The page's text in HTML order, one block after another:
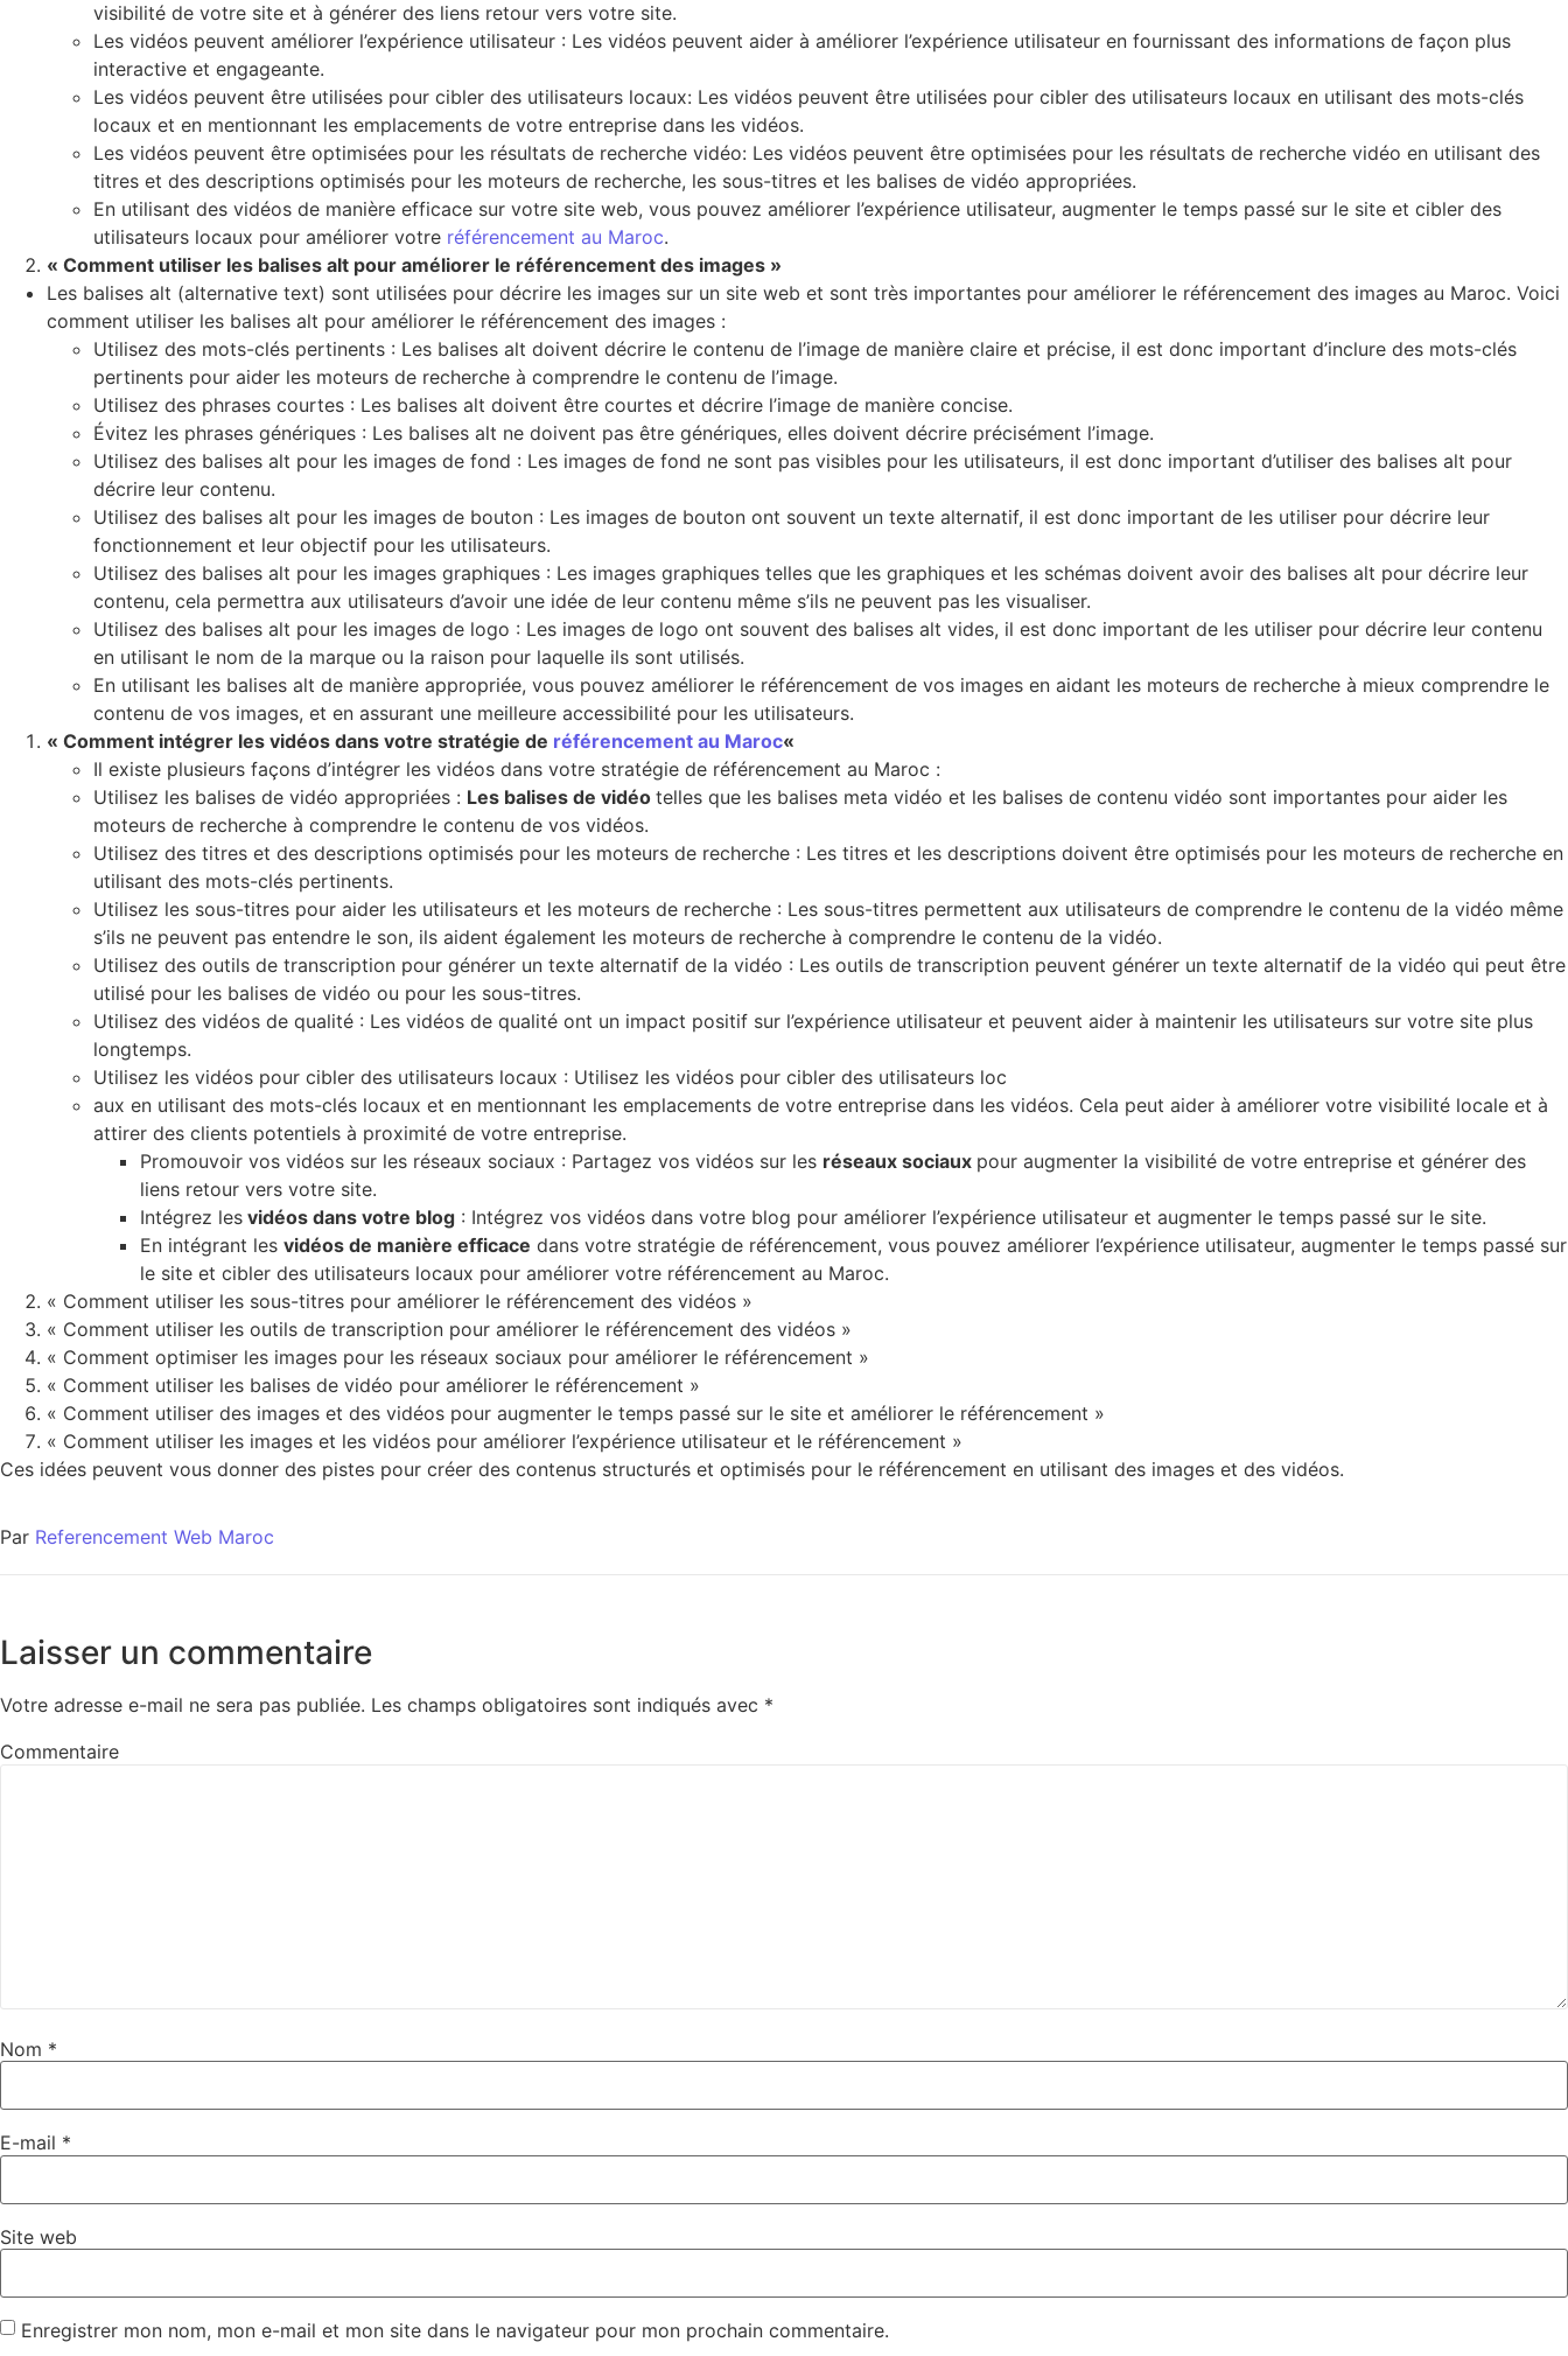
visibilité de votre site et à générer des liens retour vers votre site.
Les vidéos peuvent améliorer l’expérience utilisateur : Les vidéos peuvent aider à améliorer l’expérience utilisateur en fournissant des informations de façon plus
interactive et engageante.
Les vidéos peuvent être utilisées pour cibler des utilisateurs locaux: Les vidéos peuvent être utilisées pour cibler des utilisateurs locaux en utilisant des mots-clés
locaux et en mentionnant les emplacements de votre entreprise dans les vidéos.
Les vidéos peuvent être optimisées pour les résultats de recherche vidéo: Les vidéos peuvent être optimisées pour les résultats de recherche vidéo en utilisant des
titres et des descriptions optimisés pour les moteurs de recherche, les sous-titres et les balises de vidéo appropriées.
En utilisant des vidéos de manière efficace sur votre site web, vous pouvez améliorer l’expérience utilisateur, augmenter le temps passé sur le site et cibler des
utilisateurs locaux pour améliorer votre référencement au Maroc.
« Comment utiliser les balises alt pour améliorer le référencement des images »
Les balises alt (alternative text) sont utilisées pour décrire les images sur un site web et sont très importantes pour améliorer le référencement des images au Maroc. Voici
comment utiliser les balises alt pour améliorer le référencement des images :
Utilisez des mots-clés pertinents : Les balises alt doivent décrire le contenu de l’image de manière claire et précise, il est donc important d’inclure des mots-clés
pertinents pour aider les moteurs de recherche à comprendre le contenu de l’image.
Utilisez des phrases courtes : Les balises alt doivent être courtes et décrire l’image de manière concise.
Évitez les phrases génériques : Les balises alt ne doivent pas être génériques, elles doivent décrire précisément l’image.
Utilisez des balises alt pour les images de fond : Les images de fond ne sont pas visibles pour les utilisateurs, il est donc important d’utiliser des balises alt pour
décrire leur contenu.
Utilisez des balises alt pour les images de bouton : Les images de bouton ont souvent un texte alternatif, il est donc important de les utiliser pour décrire leur
fonctionnement et leur objectif pour les utilisateurs.
Utilisez des balises alt pour les images graphiques : Les images graphiques telles que les graphiques et les schémas doivent avoir des balises alt pour décrire leur
contenu, cela permettra aux utilisateurs d’avoir une idée de leur contenu même s’ils ne peuvent pas les visualiser.
Utilisez des balises alt pour les images de logo : Les images de logo ont souvent des balises alt vides, il est donc important de les utiliser pour décrire leur contenu
en utilisant le nom de la marque ou la raison pour laquelle ils sont utilisés.
En utilisant les balises alt de manière appropriée, vous pouvez améliorer le référencement de vos images en aidant les moteurs de recherche à mieux comprendre le
contenu de vos images, et en assurant une meilleure accessibilité pour les utilisateurs.
« Comment intégrer les vidéos dans votre stratégie de référencement au Maroc«
Il existe plusieurs façons d’intégrer les vidéos dans votre stratégie de référencement au Maroc :
Utilisez les balises de vidéo appropriées : Les balises de vidéo telles que les balises meta vidéo et les balises de contenu vidéo sont importantes pour aider les
moteurs de recherche à comprendre le contenu de vos vidéos.
Utilisez des titres et des descriptions optimisés pour les moteurs de recherche : Les titres et les descriptions doivent être optimisés pour les moteurs de recherche en
utilisant des mots-clés pertinents.
Utilisez les sous-titres pour aider les utilisateurs et les moteurs de recherche : Les sous-titres permettent aux utilisateurs de comprendre le contenu de la vidéo même
s’ils ne peuvent pas entendre le son, ils aident également les moteurs de recherche à comprendre le contenu de la vidéo.
Utilisez des outils de transcription pour générer un texte alternatif de la vidéo : Les outils de transcription peuvent générer un texte alternatif de la vidéo qui peut être
utilisé pour les balises de vidéo ou pour les sous-titres.
Utilisez des vidéos de qualité : Les vidéos de qualité ont un impact positif sur l’expérience utilisateur et peuvent aider à maintenir les utilisateurs sur votre site plus
longtemps.
Utilisez les vidéos pour cibler des utilisateurs locaux : Utilisez les vidéos pour cibler des utilisateurs loc
aux en utilisant des mots-clés locaux et en mentionnant les emplacements de votre entreprise dans les vidéos. Cela peut aider à améliorer votre visibilité locale et à
attirer des clients potentiels à proximité de votre entreprise.
Promouvoir vos vidéos sur les réseaux sociaux : Partagez vos vidéos sur les réseaux sociaux pour augmenter la visibilité de votre entreprise et générer des
liens retour vers votre site.
Intégrez les vidéos dans votre blog : Intégrez vos vidéos dans votre blog pour améliorer l’expérience utilisateur et augmenter le temps passé sur le site.
En intégrant les vidéos de manière efficace dans votre stratégie de référencement, vous pouvez améliorer l’expérience utilisateur, augmenter le temps passé sur
le site et cibler des utilisateurs locaux pour améliorer votre référencement au Maroc.
« Comment utiliser les sous-titres pour améliorer le référencement des vidéos »
« Comment utiliser les outils de transcription pour améliorer le référencement des vidéos »
« Comment optimiser les images pour les réseaux sociaux pour améliorer le référencement »
« Comment utiliser les balises de vidéo pour améliorer le référencement »
« Comment utiliser des images et des vidéos pour augmenter le temps passé sur le site et améliorer le référencement »
« Comment utiliser les images et les vidéos pour améliorer l’expérience utilisateur et le référencement »
Ces idées peuvent vous donner des pistes pour créer des contenus structurés et optimisés pour le référencement en utilisant des images et des vidéos.
Par Referencement Web Maroc
Laisser un commentaire
Votre adresse e-mail ne sera pas publiée. Les champs obligatoires sont indiqués avec *
Commentaire
Nom *
E-mail *
Site web
Enregistrer mon nom, mon e-mail et mon site dans le navigateur pour mon prochain commentaire.